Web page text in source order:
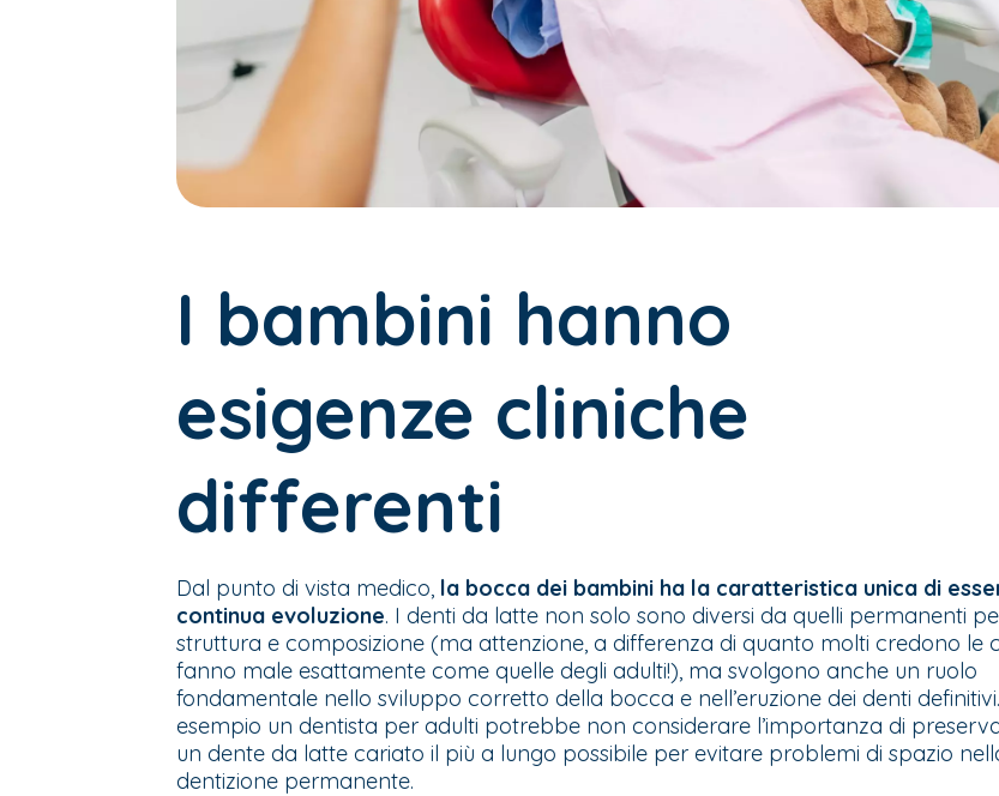
I bambini hanno
esigenze cliniche
differenti
Dal punto di vista medico, la bocca dei bambini ha la caratteristica unica di
continua evoluzione. I denti da latte non solo sono diversi da quelli permanenti
struttura e composizione (ma attenzione, a differenza di quanto molti credono le
fanno male esattamente come quelle degli adulti!), ma svolgono anche un ruolo
fondamentale nello sviluppo corretto della bocca e nell’eruzione dei denti
esempio un dentista per adulti potrebbe non considerare l’importanza di
un dente da latte cariato il più a lungo possibile per evitare problemi di spazio
dentizione permanente.